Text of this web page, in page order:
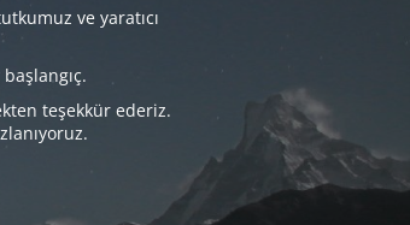
ve yaratıcı
teşekkür ederiz.